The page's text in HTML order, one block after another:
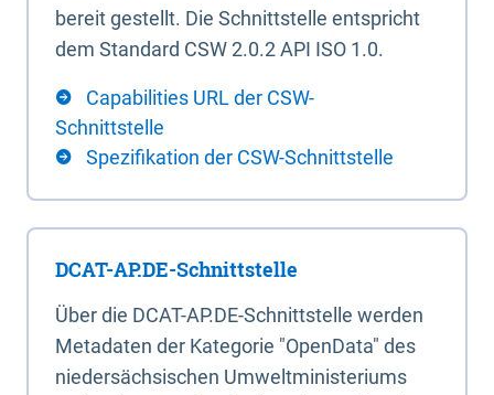
bereit gestellt. Die Schnittstelle entspricht
dem Standard CSW 2.0.2 API ISO 1.0.
Capabilities URL der CSW-
Schnittstelle
Spezifikation der CSW-Schnittstelle
DCAT-AP.DE-Schnittstelle
Über die DCAT-AP.DE-Schnittstelle werden
Metadaten der Kategorie "OpenData" des
niedersächsischen Umweltministeriums